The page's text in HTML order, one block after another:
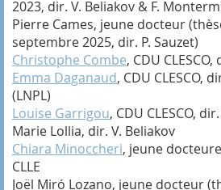
2023, dir. V. Beliakov & F.
Pierre Cames, jeune docteur
septembre 2025, dir. P. Sauzet)
Christophe Combe, CDU
Emma Daganaud, CDU CLESCO,
(LNPL)
Louise Garrigou, CDU CLESCO,
Marie Lollia, dir. V. Beliakov
Chiara Minoccheri, jeune
CLLE
Joël Miró Lozano, jeune docteur